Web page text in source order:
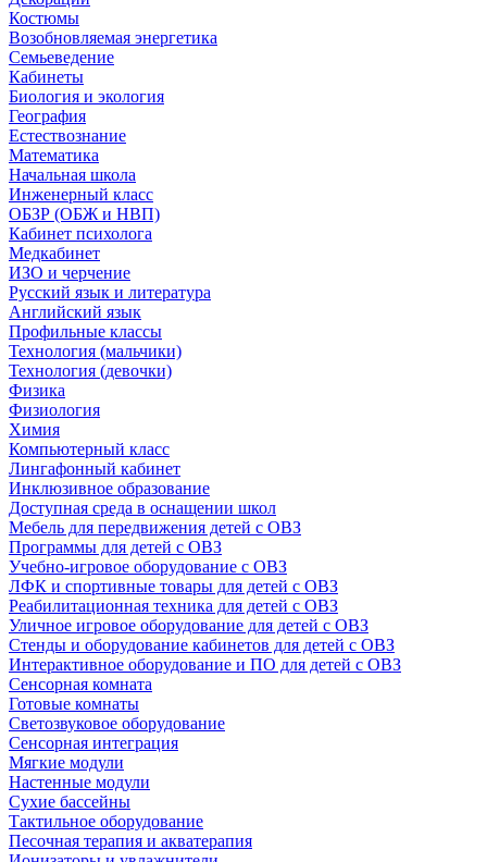
Костюмы
Возобновляемая энергетика
Семьеведение
Кабинеты
Биология и экология
География
Естествознание
Математика
Начальная школа
Инженерный класс
ОБЗР (ОБЖ и НВП)
Кабинет психолога
Медкабинет
ИЗО и черчение
Русский язык и литература
Английский язык
Профильные классы
Технология (мальчики)
Технология (девочки)
Физика
Физиология
Химия
Компьютерный класс
Лингафонный кабинет
Инклюзивное образование
Доступная среда в оснащении школ
Мебель для передвижения детей с ОВЗ
Программы для детей с ОВЗ
Учебно-игровое оборудование с ОВЗ
ЛФК и спортивные товары для детей с ОВЗ
Реабилитационная техника для детей с ОВЗ
Уличное игровое оборудование для детей с ОВЗ
Стенды и оборудование кабинетов для детей с ОВЗ
Интерактивное оборудование и ПО для детей с ОВЗ
Сенсорная комната
Готовые комнаты
Светозвуковое оборудование
Сенсорная интеграция
Мягкие модули
Настенные модули
Сухие бассейны
Тактильное оборудование
Песочная терапия и акватерапия